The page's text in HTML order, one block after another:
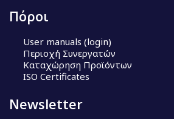
Πόροι
User manuals (login)
Περιοχή Συνεργατών
Καταχώρηση Προϊόντων
ISO Certificates
Newsletter